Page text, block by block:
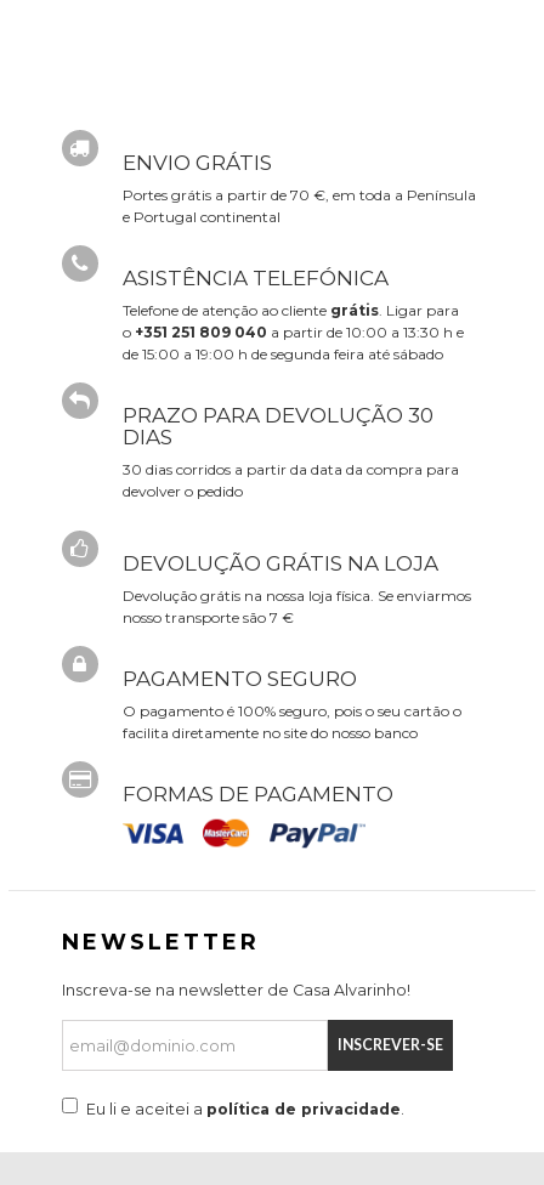
ENVIO GRÁTIS
Portes grátis a partir de 70 €, em toda a Península
e Portugal continental
ASISTÊNCIA TELEFÓNICA
Telefone de atenção ao cliente grátis. Ligar para
o +351 251 809 040 a partir de 10:00 a 13:30 h e
de 15:00 a 19:00 h de segunda feira até sábado
PRAZO PARA DEVOLUÇÃO 30
DIAS
30 dias corridos a partir da data da compra para
devolver o pedido
DEVOLUÇÃO GRÁTIS NA LOJA
Devolução grátis na nossa loja física. Se enviarmos
nosso transporte são 7 €
PAGAMENTO SEGURO
O pagamento é 100% seguro, pois o seu cartão o
facilita diretamente no site do nosso banco
FORMAS DE PAGAMENTO
NEWSLETTER
Inscreva-se na newsletter de Casa Alvarinho!
INSCREVER-SE
Eu li e aceitei a política de privacidade